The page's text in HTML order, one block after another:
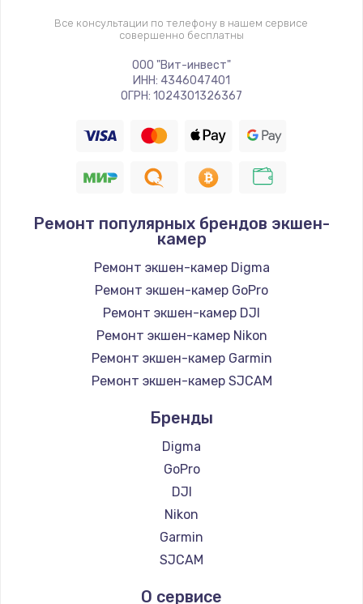
Замена шим-контроллера
3900 руб.
Заказать
Замена HDMI
600 руб.
Все консультации по телефону в нашем сервисе
совершенно бесплатны
ООО "Вит-инвест"
ИНН: 4346047401
ОГРН: 1024301326367
Ремонт популярных брендов экшен-
камер
Ремонт экшен-камер Digma
Ремонт экшен-камер GoPro
Ремонт экшен-камер DJI
Ремонт экшен-камер Nikon
Ремонт экшен-камер Garmin
Ремонт экшен-камер SJCAM
Бренды
Digma
GoPro
DJI
Nikon
Garmin
SJCAM
О сервисе